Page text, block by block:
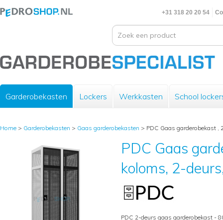
+31 318 20 20 54
Garderobekasten Lockers Werkkasten School
Home > Garderobekasten > Gaas garderobekasten > PDC Gaas garderobekast ,
PDC Gaas
koloms, 2-
PDC 2-deurs gaas garderobekast -